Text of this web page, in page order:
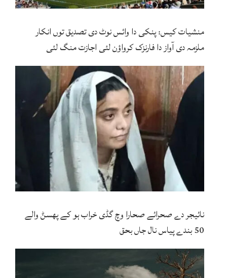
منشیات کیس: پنکی دا وائس نوٹ دی تصدیق توں انکار
ملزمہ دی آواز دا فارنزک کرواؤن لئی اجازت منگ لئی
نائیجر دے صحرائے صحارا وچ گڈی خراب ہو کے پھسݨ والے
50 بندے پیاس نال جاں بحق